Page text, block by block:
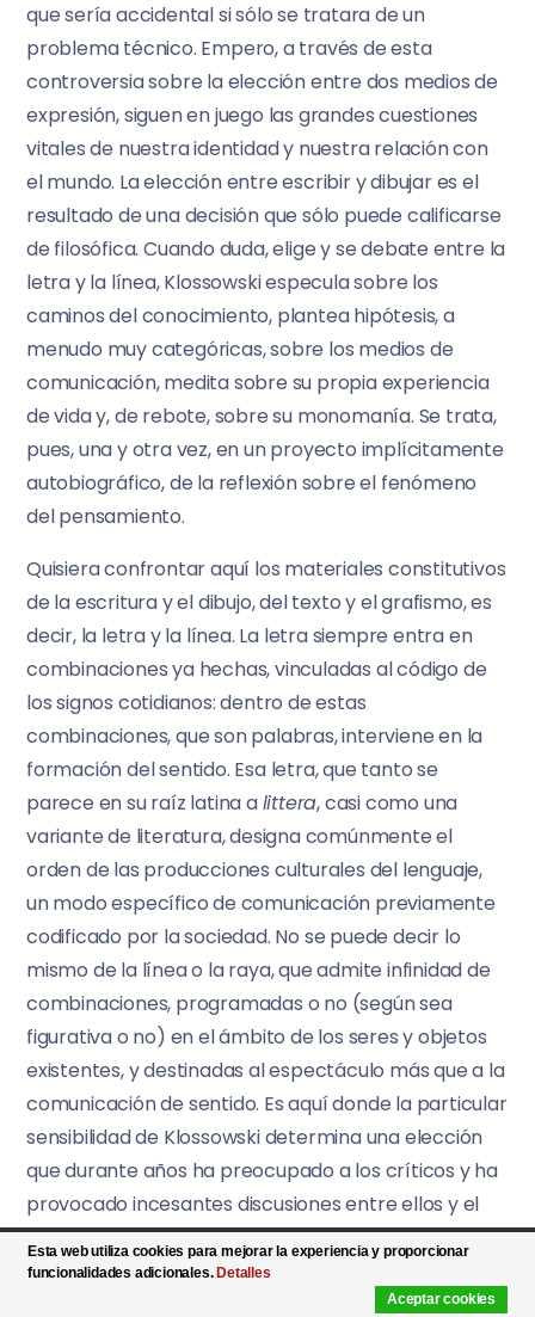
que sería accidental si sólo se tratara de un
problema técnico. Empero, a través de esta
controversia sobre la elección entre dos medios de
expresión, siguen en juego las grandes cuestiones
vitales de nuestra identidad y nuestra relación con
el mundo. La elección entre escribir y dibujar es el
resultado de una decisión que sólo puede calificarse
de filosófica. Cuando duda, elige y se debate entre la
letra y la línea, Klossowski especula sobre los
caminos del conocimiento, plantea hipótesis, a
menudo muy categóricas, sobre los medios de
comunicación, medita sobre su propia experiencia
de vida y, de rebote, sobre su monomanía. Se trata,
pues, una y otra vez, en un proyecto implícitamente
autobiográfico, de la reflexión sobre el fenómeno
del pensamiento.
Quisiera confrontar aquí los materiales constitutivos
de la escritura y el dibujo, del texto y el grafismo, es
decir, la letra y la línea. La letra siempre entra en
combinaciones ya hechas, vinculadas al código de
los signos cotidianos: dentro de estas
combinaciones, que son palabras, interviene en la
formación del sentido. Esa letra, que tanto se
parece en su raíz latina alittera, casi como una
variante de literatura, designa comúnmente el
orden de las producciones culturales del lenguaje,
un modo específico de comunicación previamente
codificado por la sociedad. No se puede decir lo
mismo de la línea o la raya, que admite infinidad de
combinaciones, programadas o no (según sea
figurativa o no) en el ámbito de los seres y objetos
existentes, y destinadas al espectáculo más que a la
comunicación de sentido. Es aquí donde la particular
sensibilidad de Klossowski determina una elección
que durante años ha preocupado a los críticos y ha
provocado incesantes discusiones entre ellos y el
escritor-pintor.
«A través del dibujo», dirá, «me confío a la mudez de
Esta web utiliza cookies para mejorar la experiencia y proporcionar
funcionalidades adicionales. Detalles
Aceptar cookies